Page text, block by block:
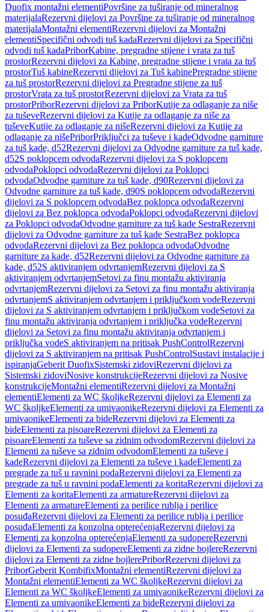
Duofix montažni elementiPovršine za tuširanje od mineralnog
materijalaRezervni dijelovi za Površine za tuširanje od mineralnog
materijalaMontažni elementiRezervni dijelovi za Montažni
elementiSpecifični odvodi tuš kadaRezervni dijelovi za Specifični
odvodi tuš kadaPriborKabine, pregradne stijene i vrata za tuš
prostorRezervni dijelovi za Kabine, pregradne stijene i vrata za tuš
prostorTuš kabineRezervni dijelovi za Tuš kabinePregradne stijene
za tuš prostorRezervni dijelovi za Pregradne stijene za tuš
prostorVrata za tuš prostorRezervni dijelovi za Vrata za tuš
prostorPriborRezervni dijelovi za PriborKutije za odlaganje za niše
za tuševeRezervni dijelovi za Kutije za odlaganje za niše za
tuševeKutije za odlaganje za nišeRezervni dijelovi za Kutije za
odlaganje za nišePriborPriključci za tuševe i kadeOdvodne garniture
za tuš kade, d52Rezervni dijelovi za Odvodne garniture za tuš kade,
d52S poklopcem odvodaRezervni dijelovi za S poklopcem
odvodaPoklopci odvodaRezervni dijelovi za Poklopci
odvodaOdvodne garniture za tuš kade, d90Rezervni dijelovi za
Odvodne garniture za tuš kade, d90S poklopcem odvodaRezervni
dijelovi za S poklopcem odvodaBez poklopca odvodaRezervni
dijelovi za Bez poklopca odvodaPoklopci odvodaRezervni dijelovi
za Poklopci odvodaOdvodne garniture za tuš kade SestraRezervni
dijelovi za Odvodne garniture za tuš kade SestraBez poklopca
odvodaRezervni dijelovi za Bez poklopca odvodaOdvodne
garniture za kade, d52Rezervni dijelovi za Odvodne garniture za
kade, d52S aktiviranjem odvrtanjemRezervni dijelovi za S
aktiviranjem odvrtanjemSetovi za finu montažu aktiviranja
odvrtanjemRezervni dijelovi za Setovi za finu montažu aktiviranja
odvrtanjemS aktiviranjem odvrtanjem i priključkom vodeRezervni
dijelovi za S aktiviranjem odvrtanjem i priključkom vodeSetovi za
finu montažu aktiviranja odvrtanjem i priključka vodeRezervni
dijelovi za Setovi za finu montažu aktiviranja odvrtanjem i
priključka vodeS aktiviranjem na pritisak PushControlRezervni
dijelovi za S aktiviranjem na pritisak PushControlSustavi instalacije i
ispiranjaGeberit DuofixSistemski zidoviRezervni dijelovi za
Sistemski zidoviNosive konstrukcijeRezervni dijelovi za Nosive
konstrukcijeMontažni elementiRezervni dijelovi za Montažni
elementiElementi za WC školjkeRezervni dijelovi za Elementi za
WC školjkeElementi za umivaonikeRezervni dijelovi za Elementi za
umivaonikeElementi za bideRezervni dijelovi za Elementi za
bideElementi za pisoareRezervni dijelovi za Elementi za
pisoareElementi za tuševe sa zidnim odvodomRezervni dijelovi za
Elementi za tuševe sa zidnim odvodomElementi za tuševe i
kadeRezervni dijelovi za Elementi za tuševe i kadeElementi za
pregrade za tuš u ravnini podaRezervni dijelovi za Elementi za
pregrade za tuš u ravnini podaElementi za koritaRezervni dijelovi za
Elementi za koritaElementi za armatureRezervni dijelovi za
Elementi za armatureElementi za perilice rublja i perilice
posuđaRezervni dijelovi za Elementi za perilice rublja i perilice
posuđaElementi za konzolna opterećenjaRezervni dijelovi za
Elementi za konzolna opterećenjaElementi za sudopereRezervni
dijelovi za Elementi za sudopereElementi za zidne bojlereRezervni
dijelovi za Elementi za zidne bojlerePriborRezervni dijelovi za
PriborGeberit KombifixMontažni elementiRezervni dijelovi za
Montažni elementiElementi za WC školjkeRezervni dijelovi za
Elementi za WC školjkeElementi za umivaonikeRezervni dijelovi za
Elementi za umivaonikeElementi za bideRezervni dijelovi za